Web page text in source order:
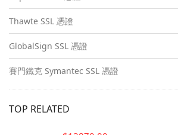
Thawte SSL 憑證
GlobalSign SSL 憑證
賽門鐵克 Symantec SSL 憑證
TOP RELATED